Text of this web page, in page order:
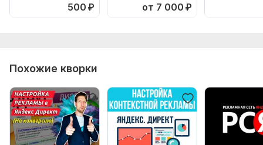
5) Регион рекламы
Создание аккаунта
Ретаргетинг
Автотаргетинг
Настройка UTM меток
Настройка минус площадок
500 ₽ от 7 000 ₽
Похожие кворки